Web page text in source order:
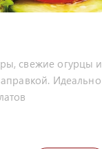
свежие огурцы и
Идеально